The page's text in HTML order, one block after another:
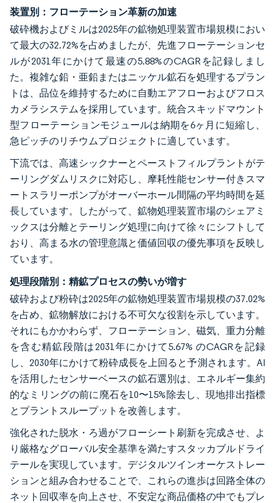
装置別：フローテーション革新の加速
破砕機およびミルは2025年の鉱物処理装置市場規模におい
て最大の32.72%を占めましたが、先進フローテーションセ
ルが2031年にかけて最速の5.88%のCAGRを記録しまし
た。複雑な鉛・亜鉛またはニッケル鉱石を処理するプラン
トは、品位を維持するために自動エアフローおよびフロス
カメラシステムを採用しています。統合スキッドマウント
型フローテーションモジュールは納期を6ヶ月に短縮し、
急ピッチのリチウムプロジェクトに適しています。
下流では、高速シックナーとペーストフィルプラントがテ
ーリングダムリスクに対応し、摩耗性能センサー付きスマ
ートスラリーポンプがオーバーホール間隔の平均時間を延
長しています。したがって、鉱物処理装置市場のシェアミ
ックスは分離とテーリング処理に向けて徐々にシフトして
おり、高まる水の管理意識と価値回収の優先事項を反映し
ています。
処理段階別：精鉱プロセスの勢いが増す
破砕および粉砕は2025年の鉱物処理装置市場規模の37.02%
を占め、鉱物解放における不可欠な役割を示しています。
それにもかかわらず、フローテーション、磁気、重力分離
を含む精鉱段階は2031年にかけて5.67% のCAGRを記録
し、2030年にかけて粉砕成長を上回ると予測されます。AI
を活用したセンサーベースの鉱石選別は、エネルギー集約
的なミリングの前に廃石を10〜15%除去し、現地排出指標
とプラントスループットを改善します。
強化された脱水・ろ過がフローシート刷新を完成させ、よ
り厳格なグローバル安全基準を満たすスタッカブルドライ
テールを実現しています。デジタルツインオーケストレー
ションと組み合わせることで、これらの進歩は回路全体の
ネット回収率を向上させ、不安定な商品価格の中でもプレ